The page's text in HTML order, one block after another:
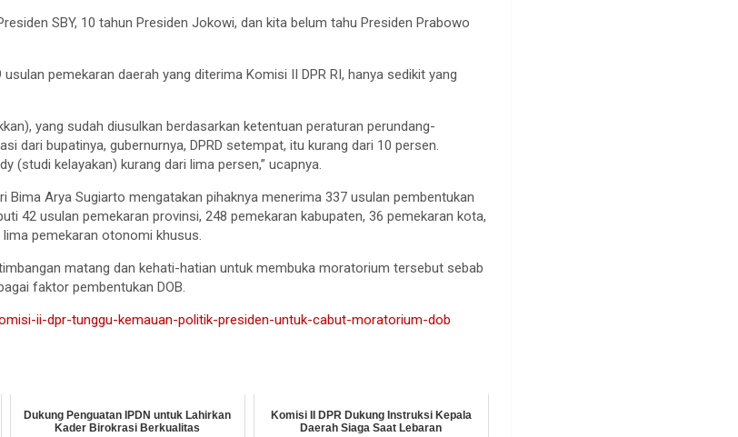
SBY, 10 tahun Presiden Jokowi, dan kita belum tahu Presiden Prabowo
pemekaran daerah yang diterima Komisi II DPR RI, hanya sedikit yang
yang sudah diusulkan berdasarkan ketentuan peraturan perundang-
dari bupatinya, gubernurnya, DPRD setempat, itu kurang dari 10 persen.
(studi kelayakan) kurang dari lima persen,” ucapnya.
Bima Arya Sugiarto mengatakan pihaknya menerima 337 usulan pembentukan
42 usulan pemekaran provinsi, 248 pemekaran kabupaten, 36 pemekaran kota,
pemekaran otonomi khusus.
matang dan kehati-hatian untuk membuka moratorium tersebut sebab
faktor pembentukan DOB.
ii-dpr-tunggu-kemauan-politik-presiden-untuk-cabut-moratorium-dob
Dukung Penguatan IPDN untuk Lahirkan
Kader Birokrasi Berkualitas
Komisi II DPR Dukung Instruksi Kepala
Daerah Siaga Saat Lebaran